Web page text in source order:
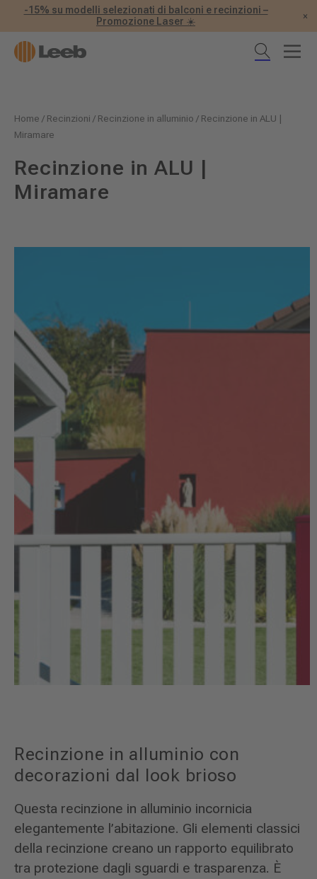
-15% su modelli selezionati di balconi e recinzioni –
Promozione Laser ☀️
×
Home / Recinzioni / Recinzione in alluminio / Recinzione in ALU |
Miramare
Recinzione in ALU |
Miramare
Recinzione in alluminio con
decorazioni dal look brioso
Questa recinzione in alluminio incornicia
elegantemente l’abitazione. Gli elementi classici
della recinzione creano un rapporto equilibrato
tra protezione dagli sguardi e trasparenza. È